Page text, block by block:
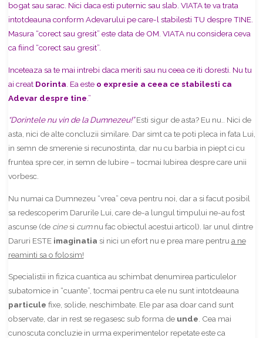
bogat sau sarac. Nici daca esti puternic sau slab. VIATA te va trata
intotdeauna conform Adevarului pe care-l stabilesti TU despre TINE.
Masura “corect sau gresit” este data de OM. VIATA nu considera ceva
ca fiind “corect sau gresit”.
Inceteaza sa te mai intrebi daca meriti sau nu ceea ce iti doresti. Nu tu
ai creat Dorinta . Ea este o expresie a ceea ce stabilesti ca
Adevar despre tine .”
“Dorintele nu vin de la Dumnezeu!”Esti sigur de asta? Eu nu.. Nici de
asta, nici de alte concluzii similare. Dar simt ca te poti pleca in fata Lui,
in semn de smerenie si recunostinta, dar nu cu barbia in piept ci cu
fruntea spre cer, in semn de Iubire – tocmai Iubirea despre care unii
vorbesc.
Nu numai ca Dumnezeu “vrea” ceva pentru noi, dar a si facut posibil
sa redescoperim Darurile Lui, care de-a lungul timpului ne-au fost
ascunse (de cinesi cumnu fac obiectul acestui articol). Iar unul dintre
Daruri ESTE imaginatia si nici un efort nu e prea mare pentru a ne
reaminti sa o folosim!
Specialistii in fizica cuantica au schimbat denumirea particulelor
subatomice in “cuante”, tocmai pentru ca ele nu sunt intotdeauna
particule fixe, solide, neschimbate. Ele par asa doar cand sunt
observate, dar in rest se regasesc sub forma de unde . Cea mai
cunoscuta concluzie in urma experimentelor repetate este ca